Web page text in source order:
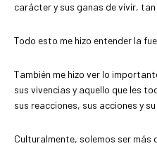
carácter y sus ganas de vivir,
Todo esto me hizo entender la
También me hizo ver lo
sus vivencias y aquello que les
sus reacciones, sus acciones y
Culturalmente, solemos ser más